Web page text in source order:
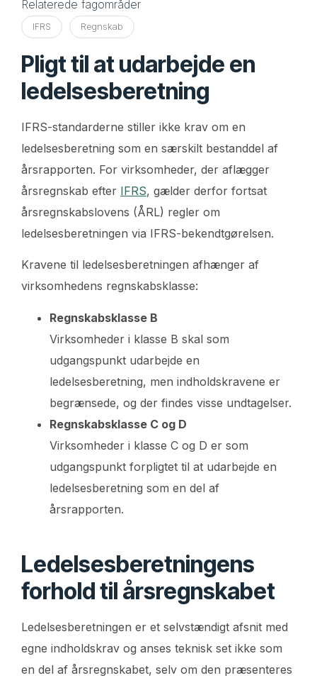
Relaterede fagområder
IFRS Regnskab
Pligt til at udarbejde en
ledelsesberetning
IFRS-standarderne stiller ikke krav om en
ledelsesberetning som en særskilt bestanddel af
årsrapporten. For virksomheder, der aflægger
årsregnskab efter IFRS, gælder derfor fortsat
årsregnskabslovens (ÅRL) regler om
ledelsesberetningen via IFRS-bekendtgørelsen.
Kravene til ledelsesberetningen afhænger af
virksomhedens regnskabsklasse:
Regnskabsklasse B
Virksomheder i klasse B skal som
udgangspunkt udarbejde en
ledelsesberetning, men indholdskravene er
begrænsede, og der findes visse undtagelser.
Regnskabsklasse C og D
Virksomheder i klasse C og D er som
udgangspunkt forpligtet til at udarbejde en
ledelsesberetning som en del af
årsrapporten.
Ledelsesberetningens
forhold til årsregnskabet
Ledelsesberetningen er et selvstændigt afsnit med
egne indholdskrav og anses teknisk set ikke som
en del af årsregnskabet, selv om den præsenteres